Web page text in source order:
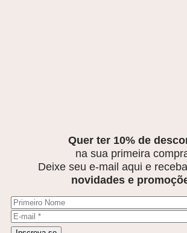
Quer ter 10% de
na sua primeira
Deixe seu e-mail aqui e receba
novidades e